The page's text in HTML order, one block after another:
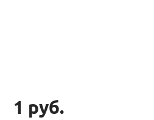
1 руб.